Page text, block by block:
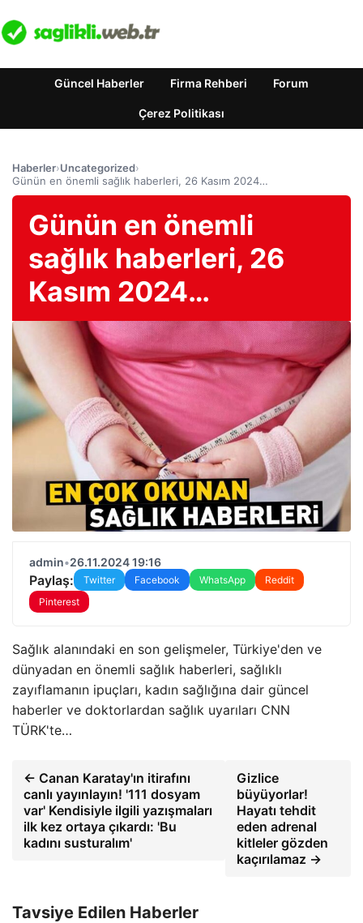
Güncel Haberler Firma Rehberi Forum
Çerez Politikası
Haberler›Uncategorized›
Günün en önemli sağlık haberleri, 26 Kasım 2024…
Günün en önemli
sağlık haberleri, 26
Kasım 2024…
admin•26.11.2024 19:16
Paylaş: Twitter Facebook WhatsApp
Reddit
Pinterest
Sağlık alanındaki en son gelişmeler, Türkiye'den ve
dünyadan en önemli sağlık haberleri, sağlıklı
zayıflamanın ipuçları, kadın sağlığına dair güncel
haberler ve doktorlardan sağlık uyarıları CNN
TÜRK'te…
← Canan Karatay'ın itirafını
canlı yayınlayın! '111 dosyam
var' Kendisiyle ilgili yazışmaları
ilk kez ortaya çıkardı: 'Bu
kadını susturalım'
Gizlice
büyüyorlar!
Hayatı tehdit
eden adrenal
kitleler gözden
kaçırılamaz →
Tavsiye Edilen Haberler